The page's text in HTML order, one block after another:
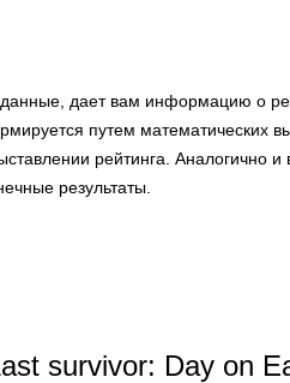
дает вам информацию о
путем математических
рейтинга. Аналогично
результаты.
survivor: Day on